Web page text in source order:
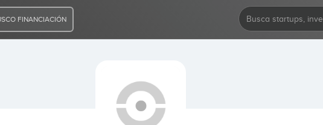
FINANCIACIÓN